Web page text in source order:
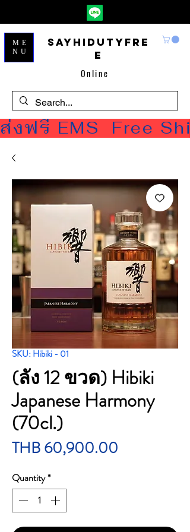
Sayhidutyfre
e
Online
ME
NU
ส่งฟรี EMS  Free
SKU: Hibiki - 01
(ลัง 12 ขวด) Hibiki
Japanese Harmony
(70cl.)
THB 60,900.00
Quantity*